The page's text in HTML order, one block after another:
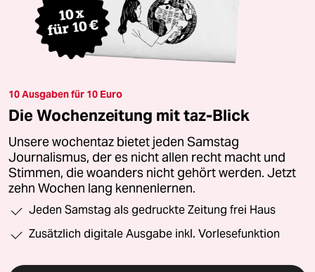
10 Ausgaben für 10 Euro
Die Wochenzeitung mit taz-Blick
Unsere wochentaz bietet jeden Samstag
Journalismus, der es nicht allen recht macht und
Stimmen, die woanders nicht gehört werden. Jetzt
zehn Wochen lang kennenlernen.
Jeden Samstag als gedruckte Zeitung frei Haus
Zusätzlich digitale Ausgabe inkl. Vorlesefunktion